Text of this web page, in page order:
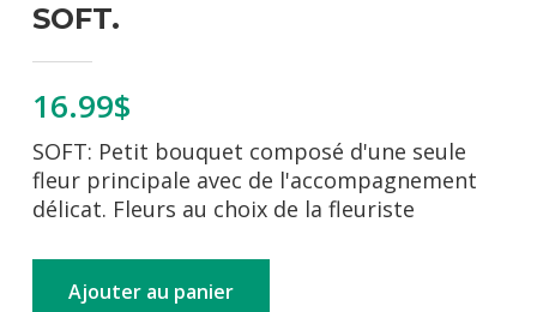
SOFT.
16.99$
SOFT: Petit bouquet composé d'une seule
fleur principale avec de l'accompagnement
délicat. Fleurs au choix de la fleuriste
Ajouter au panier